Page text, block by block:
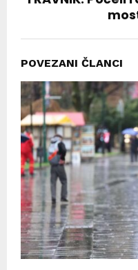
POVEZANI ČLANCI